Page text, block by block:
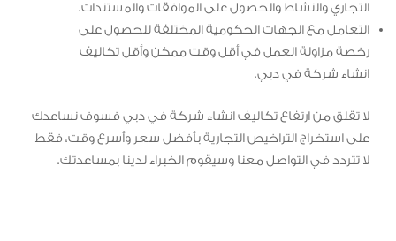
التجاري والنشاط والحصول على الموافقات والمستندات.
التعامل مع الجهات الحكومية المختلفة للحصول على
رخصة مزاولة العمل في أقل وقت ممكن وأقل تكاليف
انشاء شركة في دبي.
لا تقلق من ارتفاع تكاليف انشاء شركة في دبي فسوف نساعدك
على استخراج التراخيص التجارية بأفضل سعر وأسرع وقت، فقط
لا تتردد في التواصل معنا وسيقوم الخبراء لدينا بمساعدتك.